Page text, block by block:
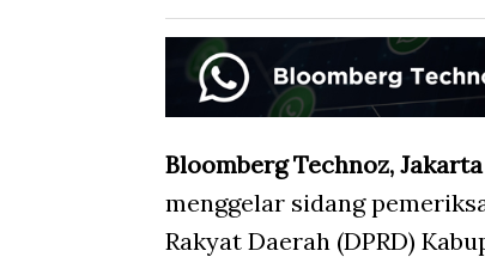
Bloomberg Technoz,
menggelar sidang
Rakyat Daerah (DPRD)